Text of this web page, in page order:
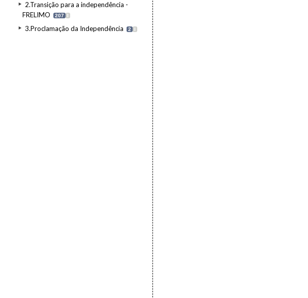
2.Transição para a independência -
FRELIMO
207 I
3.Proclamação da Independência 2 I